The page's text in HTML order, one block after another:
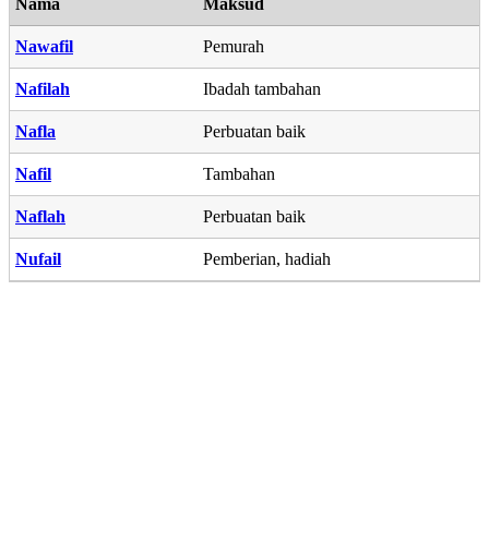
Nawafil Pemurah
Nafilah Ibadah tambahan
Nafla Perbuatan baik
Nafil Tambahan
Naflah Perbuatan baik
Nufail Pemberian, hadiah